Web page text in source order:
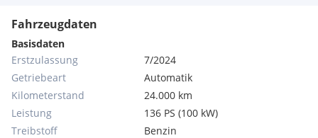
Fahrzeugdaten
Basisdaten
Erstzulassung
7/2024
Getriebeart
Automatik
Kilometerstand
24.000 km
Leistung
136 PS (100 kW)
Treibstoff
Benzin